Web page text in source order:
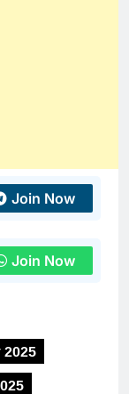
Join Now
Join Now